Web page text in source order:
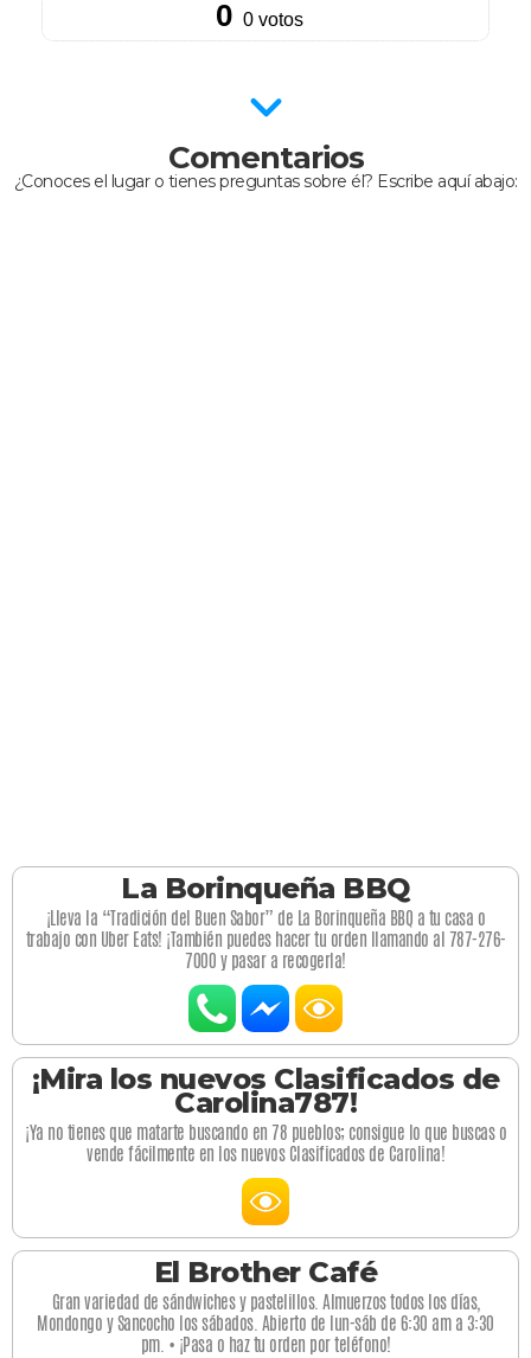
Comentarios
¿Conoces el lugar o tienes preguntas sobre él? Escribe aquí abajo:
La Borinqueña BBQ
¡Lleva la “Tradición del Buen Sabor” de La Borinqueña BBQ a tu casa o
trabajo con Uber Eats! ¡También puedes hacer tu orden llamando al 787-276-
7000 y pasar a recogerla!
¡Mira los nuevos Clasificados de
Carolina787!
¡Ya no tienes que matarte buscando en 78 pueblos; consigue lo que buscas o
vende fácilmente en los nuevos Clasificados de Carolina!
El Brother Café
Gran variedad de sándwiches y pastelillos. Almuerzos todos los días,
Mondongo y Sancocho los sábados. Abierto de lun-sáb de 6:30 am a 3:30
pm. • ¡Pasa o haz tu orden por teléfono!